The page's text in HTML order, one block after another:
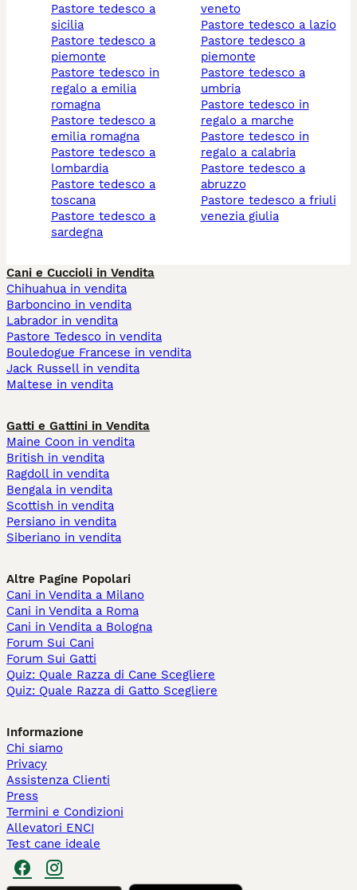
pastore tedesco a
sicilia
pastore tedesco a
piemonte
pastore tedesco in
regalo a emilia
romagna
pastore tedesco a
emilia romagna
pastore tedesco a
lombardia
pastore tedesco a
toscana
pastore tedesco a
sardegna
veneto
pastore tedesco a lazio
pastore tedesco a
piemonte
pastore tedesco a
umbria
pastore tedesco in
regalo a marche
pastore tedesco in
regalo a calabria
pastore tedesco a
abruzzo
pastore tedesco a friuli
venezia giulia
Cani e Cuccioli in Vendita
Chihuahua in vendita
Barboncino in vendita
Labrador in vendita
Pastore Tedesco in vendita
Bouledogue Francese in vendita
Jack Russell in vendita
Maltese in vendita
Gatti e Gattini in Vendita
Maine Coon in vendita
British in vendita
Ragdoll in vendita
Bengala in vendita
Scottish in vendita
Persiano in vendita
Siberiano in vendita
Altre Pagine Popolari
Cani in Vendita a Milano
Cani in Vendita a Roma
Cani in Vendita a Bologna
Forum Sui Cani
Forum Sui Gatti
Quiz: Quale Razza di Cane Scegliere
Quiz: Quale Razza di Gatto Scegliere
Informazione
Chi siamo
Privacy
Assistenza Clienti
Press
Termini e Condizioni
Allevatori ENCI
Test cane ideale